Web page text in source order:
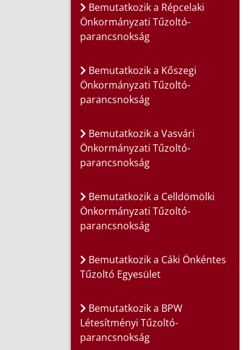
Bemutatkozik a Répcelaki
Önkormányzati Tűzoltó-
parancsnokság
Bemutatkozik a Kőszegi
Önkormányzati Tűzoltó-
parancsnokság
Bemutatkozik a Vasvári
Önkormányzati Tűzoltó-
parancsnokság
Bemutatkozik a Celldömölki
Önkormányzati Tűzoltó-
parancsnokság
Bemutatkozik a Cáki Önkéntes
Tűzoltó Egyesület
Bemutatkozik a BPW
Létesítményi Tűzoltó-
parancsnokság